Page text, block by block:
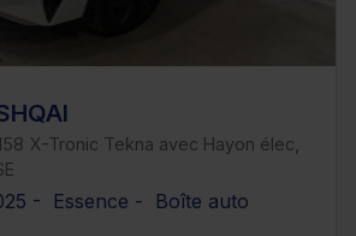
X-Tronic Tekna avec Hayon élec,
- Essence - Boîte auto